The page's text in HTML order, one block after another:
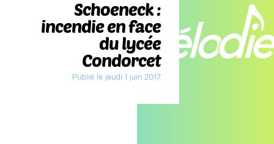
Schoeneck :
incendie en face
du lycée
Condorcet
Publié le jeudi 1 juin 2017